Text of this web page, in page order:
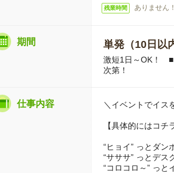
残業時間 ありません！
期間 単発（10日以
激短1日～OK！ ■
次第！
仕事内容 ＼イベントでイス
【具体的にはコチ
“ヒョイ” っとダン
“サササ” っとデス
“コロコロ～” っと